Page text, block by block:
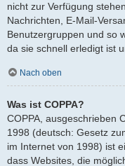
nicht zur Verfügung
Nachrichten, E-Mail-
Benutzergruppen und so
da sie schnell erledigt ist
Nach oben
Was ist COPPA?
COPPA, ausgeschrieben
1998 (deutsch: Gesetz
im Internet von 1998) ist
dass Websites, die